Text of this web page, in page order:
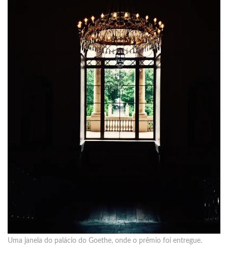
Uma janela do palácio do Goethe, onde o prêmio foi entregue.